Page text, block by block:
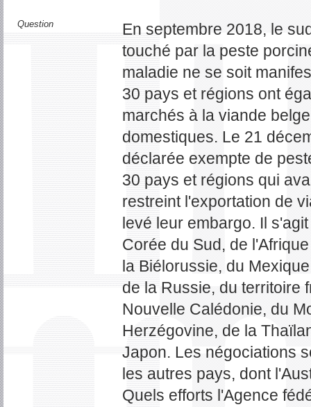
Question
En septembre 2018, le
touché par la peste
maladie ne se soit
30 pays et régions ont
marchés à la viande
domestiques. Le 21
déclarée exempte de
30 pays et régions qui
restreint l'exportation de
levé leur embargo. Il
Corée du Sud, de
la Biélorussie, du
de la Russie, du territoire
Nouvelle Calédonie, du
Herzégovine, de la
Japon. Les négociations
les autres pays, dont
Quels efforts l'Agence